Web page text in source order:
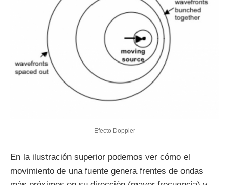
Efecto Doppler
En la ilustración superior podemos ver cómo el
movimiento de una fuente genera frentes de ondas